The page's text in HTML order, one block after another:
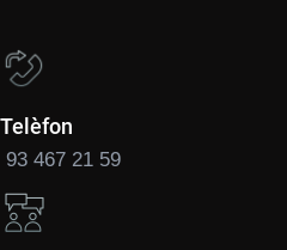
Telèfon
93 467 21 59